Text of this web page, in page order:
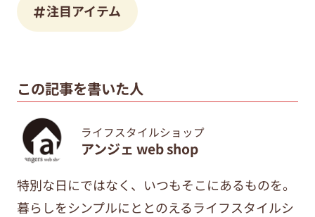
注目アイテム
この記事を書いた人
ライフスタイルショップ
アンジェ web shop
特別な日にではなく、いつもそこにあるものを。
暮らしをシンプルにととのえるライフスタイルシ